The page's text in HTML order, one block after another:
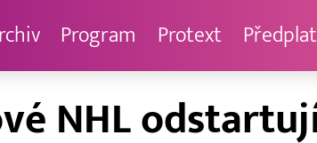
Program Protext
NHL odstartují